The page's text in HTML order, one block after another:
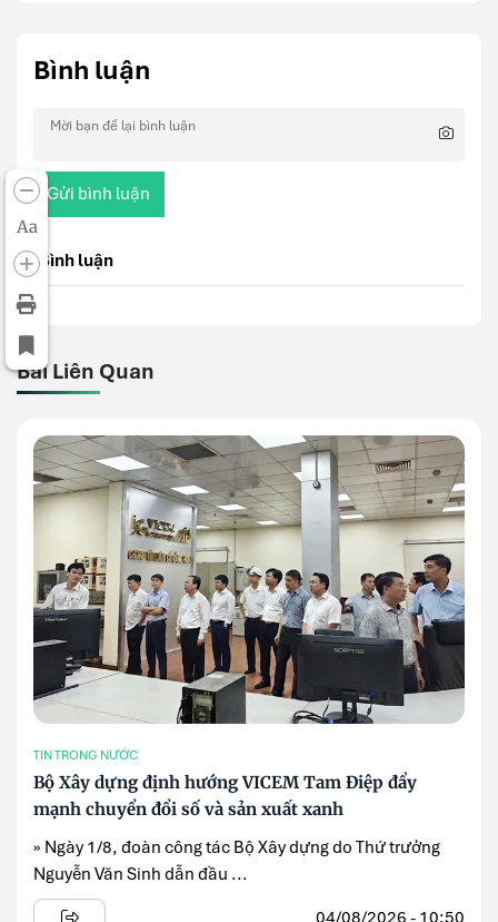
Aa
Bình luận
Gửi bình luận
Bình luận
Bài Liên Quan
TIN TRONG NƯỚC
Bộ Xây dựng định hướng VICEM Tam Điệp đẩy
mạnh chuyển đổi số và sản xuất xanh
» Ngày 1/8, đoàn công tác Bộ Xây dựng do Thứ trưởng
Nguyễn Văn Sinh dẫn đầu ...